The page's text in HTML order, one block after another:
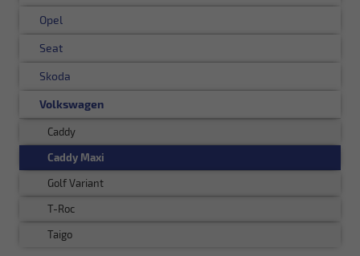
Opel
Seat
Skoda
Volkswagen
Caddy
Caddy Maxi
Golf Variant
T-Roc
Taigo